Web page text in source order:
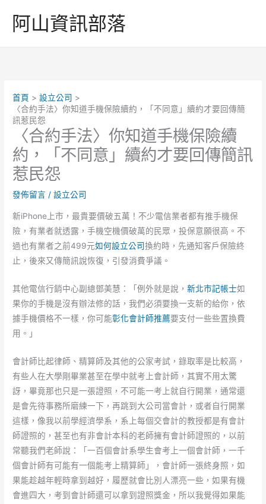
阿山資訊部落
首頁
設立公司
〈合約手法〉你知道手機保險續約，「不同意」續約才要回傳簡
訊惹民怨
〈合約手法〉你知道手機保險續
約，「不同意」續約才要回傳簡訊
惹民怨
發佈留言 /設立公司
新iPhone上市，最貴要價破五萬！不少電信業者都有推手機保
險，有業者就透露，手機空機價破萬的民眾，投保意願很高。不
過也有業者之前499元如何設立公司換約時，先通知客戶保險終
止，後來又傳簡訊說恢復，引發消費爭議。
其他電信行銷中心副總鄧美慧：「例外就是說，新北市記帳士如
果你的手機是沒有辦法修的話，我們必須要換一支新的給你，依
據手機價格不一樣，你可能彰化會計師推薦要支付一些些置換費
用。」
會計師比起律師、精算師及其他的公家考試，錄取率是比較高，
有些人在大學剛畢業甚至在學中就考上會計師，其實不用太驚
訝，畢竟那也只是一張證照，不可能一考上就自行開業，通常還
是會先待事務所磨練一下，再跳到大公司當會計，或者自行開業
這樣，像我以前學經濟學系，系上每個交會計的教授都是有會計
師證照的，甚至也有非會計本科的老師擁有會計師證照的，以前
常聽我們老師說：「一百個會計系學生會考上一個會計師，一千
個會計師有可能有一個能考上精算師」，會計師一張終身照，如
果能趁越年輕時拿到越好，履歷就會比別人漂亮一些，如果有機
會進四大，考到會計師還可以拿到證照獎金，所以我覺得如果能